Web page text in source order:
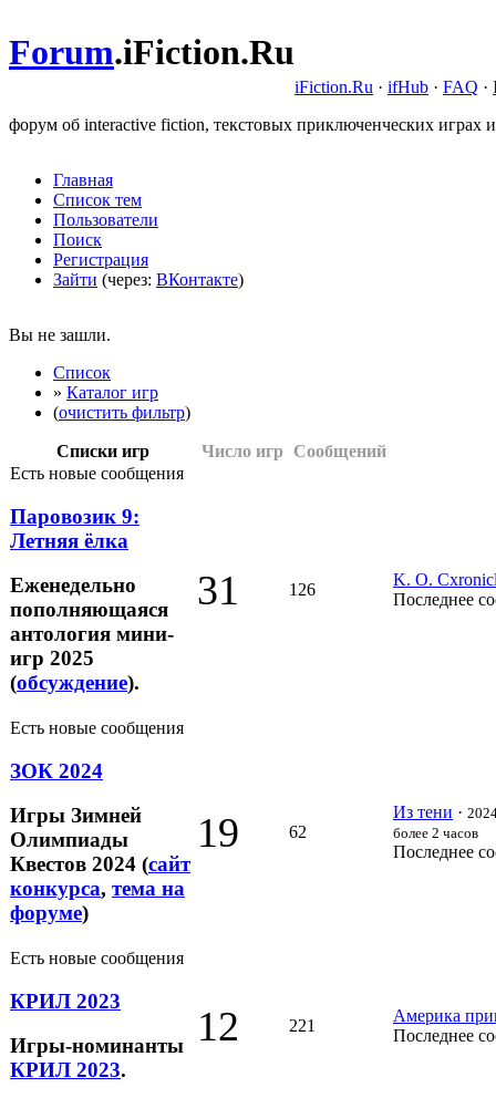
Forum.iFiction.Ru
iFiction.Ru · ifHub · FAQ ·
форум об interactive fiction, текстовых приключенческих играх
Главная
Список тем
Пользователи
Поиск
Регистрация
Зайти (через: ВКонтакте)
Вы не зашли.
Список
» Каталог игр
(очистить фильтр)
Списки игр Число игр
Сообщений
Есть новые сообщения
Паровозик 9:
Летняя ёлка
Еженедельно
пополняющаяся
антология мини-
игр 2025
(обсуждение).
31 126
K. O.
Последнее
Есть новые сообщения
ЗОК 2024
Игры Зимней
Олимпиады
Квестов 2024 (сайт
конкурса, тема на
форуме)
19 62
Из тени ·
более 2 часов
Последнее
Есть новые сообщения
КРИЛ 2023
Игры-номинанты
КРИЛ 2023.
12 221
Америка
Последнее